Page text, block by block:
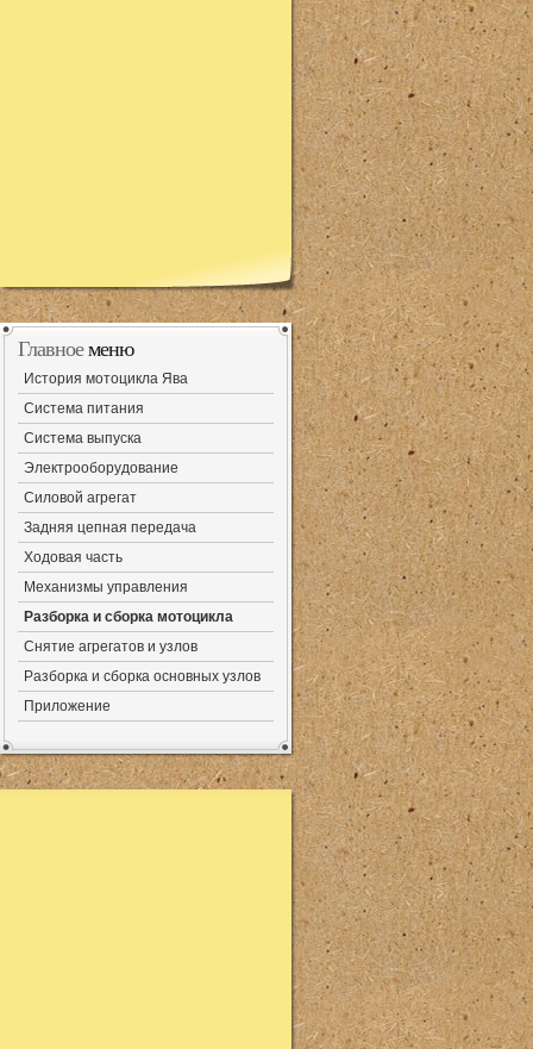
Главноеменю
История мотоцикла Ява
Система питания
Система выпуска
Электрооборудование
Силовой агрегат
Задняя цепная передача
Ходовая часть
Механизмы управления
Разборка и сборка мотоцикла
Снятие агрегатов и узлов
Разборка и сборка основных узлов
Приложение